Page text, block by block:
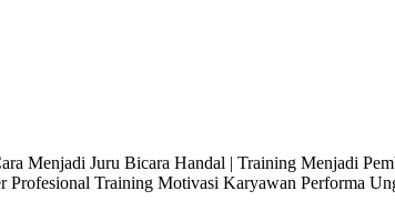
Menjadi Juru Bicara Handal | Training Menjadi
Training Motivasi Karyawan Performa